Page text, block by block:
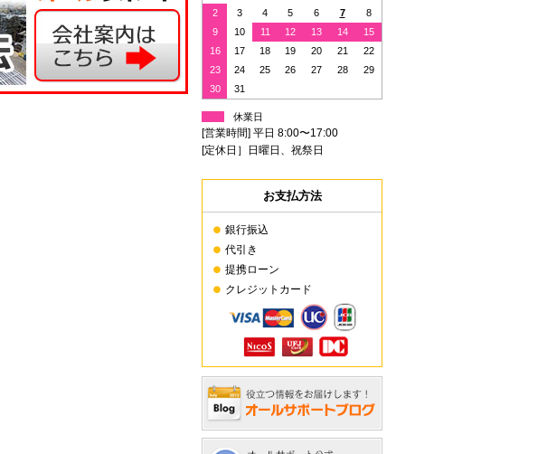
2
3 4 5 6 7
8
9
10 11 12 13 14
15
16
17 18 19 20 21
22
23
24 25 26 27 28
29
30
31
休業日
[営業時間] 平日 8:00〜17:00
[定休日］日曜日、祝祭日
お支払方法
銀行振込
代引き
提携ローン
クレジットカード